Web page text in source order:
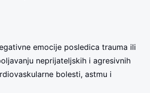
emocije posledica trauma ili
neprijateljskih i agresivnih
bolesti, astmu i